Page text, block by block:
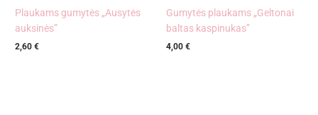
Plaukams gumytės „Ausytės
auksinės”
2,60€
Gumytės plaukams „Geltonai
baltas kaspinukas”
4,00 €